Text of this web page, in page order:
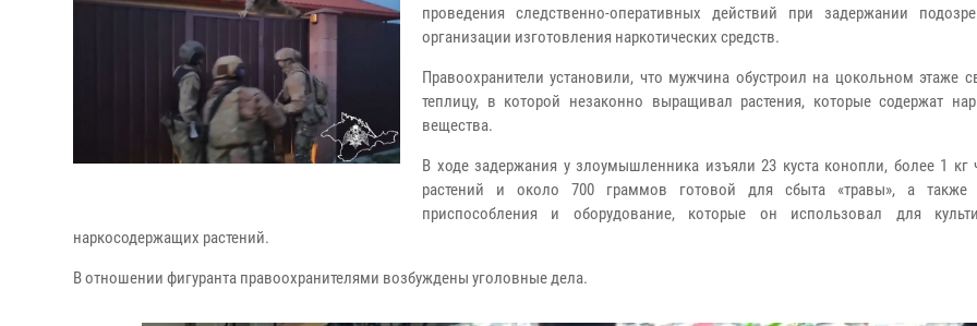
проведения следственно-оперативных действий при задержании
организации изготовления наркотических средств.
Правоохранители установили, что мужчина обустроил на цокольном этаже
теплицу, в которой незаконно выращивал растения, которые содержат
вещества.
В ходе задержания у злоумышленника изъяли 23 куста конопли, более 1 кг
растений и около 700 граммов готовой для сбыта «травы», а также
приспособления и оборудование, которые он использовал для
наркосодержащих растений.
В отношении фигуранта правоохранителями возбуждены уголовные дела.